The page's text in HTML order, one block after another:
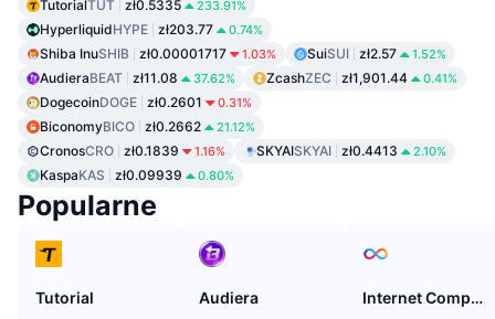
TutorialTUT zł0.5335 233.91%
HyperliquidHYPE zł203.77 0.74%
Shiba InuSHIB zł0.00001717 1.03% SuiSUI zł2.57 1.52%
AudieraBEAT zł11.08 37.62% ZcashZEC zł1,901.44 0.41%
DogecoinDOGE zł0.2601 0.31%
BiconomyBICO zł0.2662 21.12%
CronosCRO zł0.1839 1.16% SKYAISKYAI zł0.4413 2.10%
KaspaKAS zł0.09939 0.80%
Popularne
Tutorial
Audiera
Internet Computer